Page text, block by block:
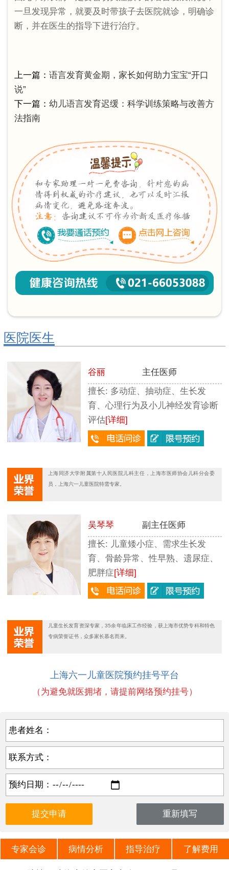
一旦发现异常，就要及时带孩子去医院就诊，明确诊
断，并在医生的指导下进行治疗。
上一篇： 语言发育黄金期，家长如何助力宝宝“开口
说”
下一篇： 幼儿语言发育迟缓：科学训练策略与改善方
法指南
医院医生
谷丽
主任医师
擅长: 多动症、抽动症、生长发
育、心理行为及小儿神经发育诊断
评估[详细]
上海同济大学附属第十人民医院儿科主任，上海市医师协会儿科分会委
员，上海六一儿童医院特需专家。
吴琴琴
副主任医师
擅长: 儿童矮小症、需求生长发
育、骨龄异常、性早熟、遗尿症、
肥胖症[详细]
儿童生长发育资深专家，35余年临床工作经验，获上海市优势专科和特色
专病荣誉证书，众多家长慕名而来。
上海六一儿童医院预约挂号平台
（为避免就医拥堵，请提前网络预约挂号）
患者姓名：
联系方式：
预约日期：
专家会诊 病情分析 指导治疗 了解费用